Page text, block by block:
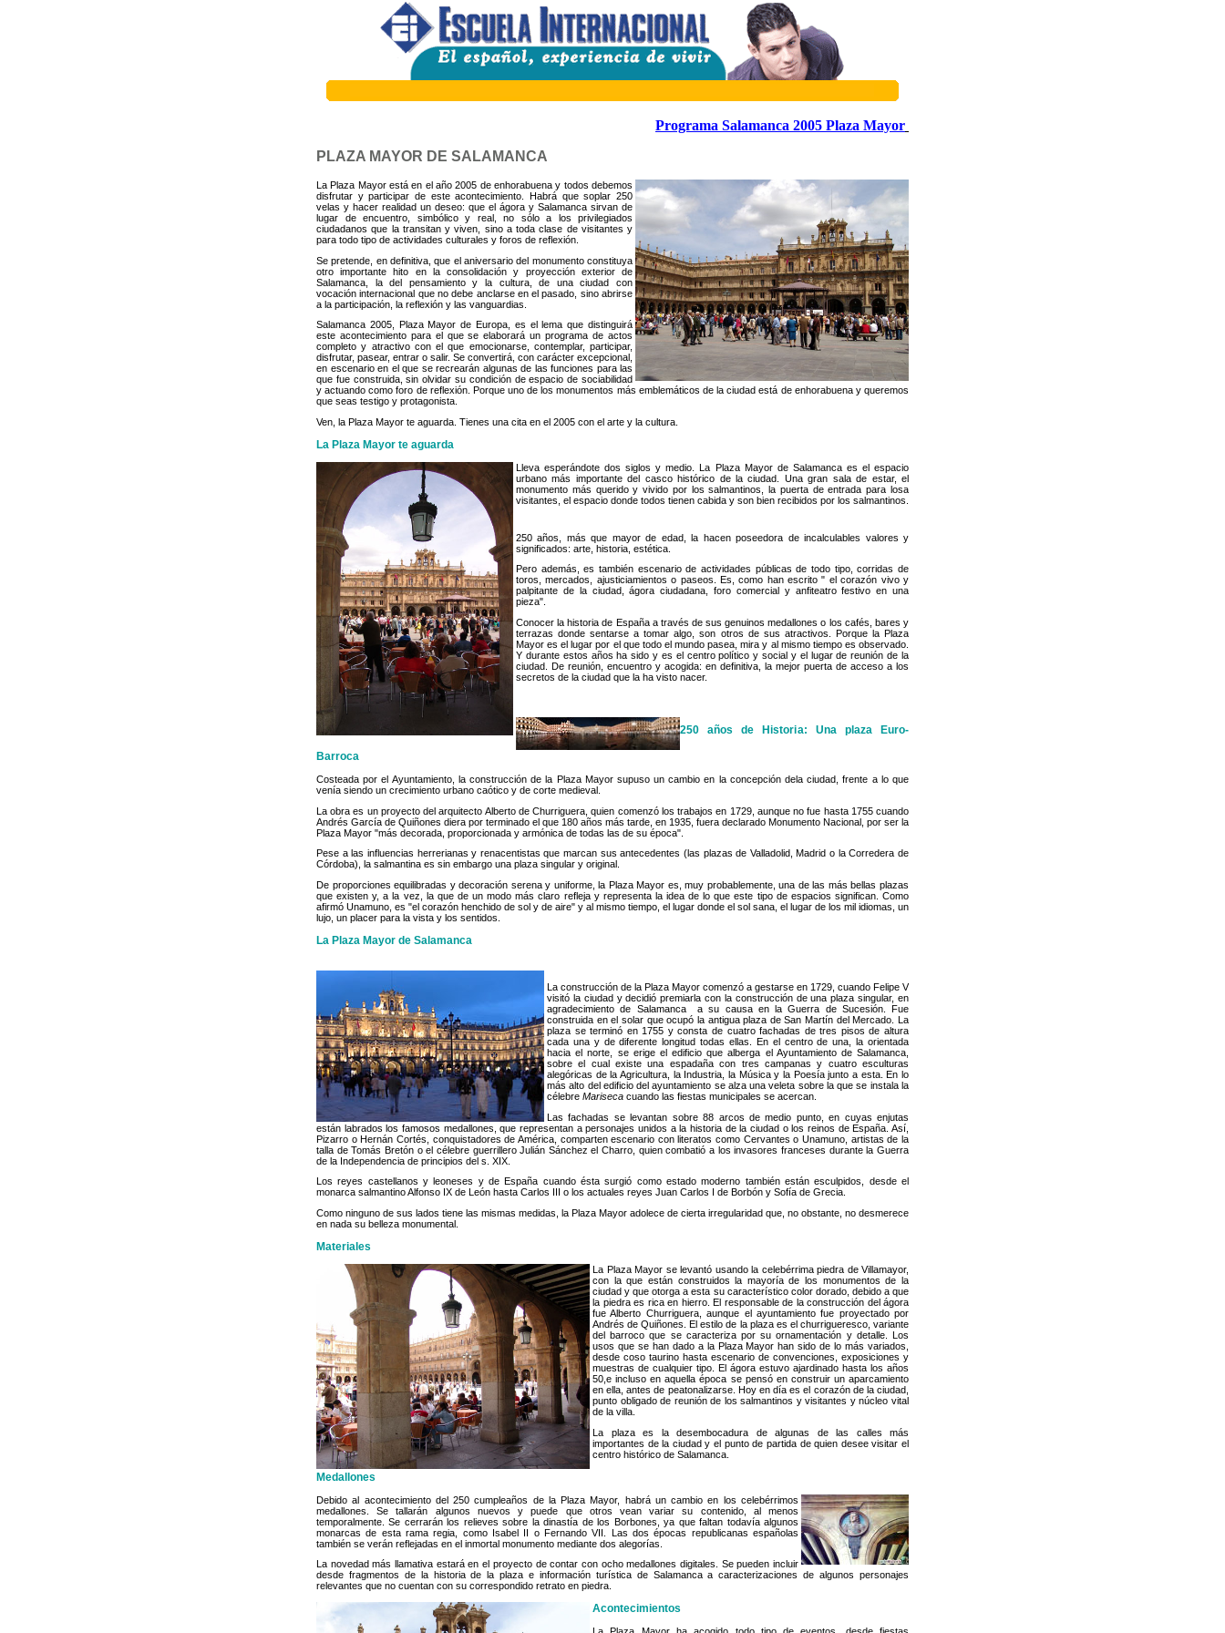
Programa Salamanca 2005 Plaza Mayor
PLAZA MAYOR DE SALAMANCA
La Plaza Mayor está en el año 2005 de enhorabuena y todos debemos
disfrutar y participar de este acontecimiento. Habrá que soplar 250
velas y hacer realidad un deseo: que el ágora y Salamanca sirvan de
lugar de encuentro, simbólico y real, no sólo a los privilegiados
ciudadanos que la transitan y viven, sino a toda clase de visitantes y
para todo tipo de actividades culturales y foros de reflexión.
Se pretende, en definitiva, que el aniversario del monumento constituya
otro importante hito en la consolidación y proyección exterior de
Salamanca, la del pensamiento y la cultura, de una ciudad con
vocación internacional que no debe anclarse en el pasado, sino abrirse
a la participación, la reflexión y las vanguardias.
Salamanca 2005, Plaza Mayor de Europa, es el lema que distinguirá
este acontecimiento para el que se elaborará un programa de actos
completo y atractivo con el que emocionarse, contemplar, participar,
disfrutar, pasear, entrar o salir. Se convertirá, con carácter excepcional,
en escenario en el que se recrearán algunas de las funciones para las
que fue construida, sin olvidar su condición de espacio de sociabilidad
y actuando como foro de reflexión. Porque uno de los monumentos más emblemáticos de la ciudad está de enhorabuena y queremos
que seas testigo y protagonista.
Ven, la Plaza Mayor te aguarda. Tienes una cita en el 2005 con el arte y la cultura.
La Plaza Mayor te aguarda
Lleva esperándote dos siglos y medio. La Plaza Mayor de Salamanca es el espacio
urbano más importante del casco histórico de la ciudad. Una gran sala de estar, el
monumento más querido y vivido por los salmantinos, la puerta de entrada para losa
visitantes, el espacio donde todos tienen cabida y son bien recibidos por los salmantinos.
250 años, más que mayor de edad, la hacen poseedora de incalculables valores y
significados: arte, historia, estética.
Pero además, es también escenario de actividades públicas de todo tipo, corridas de
toros, mercados, ajusticiamientos o paseos. Es, como han escrito " el corazón vivo y
palpitante de la ciudad, ágora ciudadana, foro comercial y anfiteatro festivo en una
pieza".
Conocer la historia de España a través de sus genuinos medallones o los cafés, bares y
terrazas donde sentarse a tomar algo, son otros de sus atractivos. Porque la Plaza
Mayor es el lugar por el que todo el mundo pasea, mira y al mismo tiempo es observado.
Y durante estos años ha sido y es el centro político y social y el lugar de reunión de la
ciudad. De reunión, encuentro y acogida: en definitiva, la mejor puerta de acceso a los
secretos de la ciudad que la ha visto nacer.
250 años de Historia: Una plaza Euro-
Barroca
Costeada por el Ayuntamiento, la construcción de la Plaza Mayor supuso un cambio en la concepción dela ciudad, frente a lo que
venía siendo un crecimiento urbano caótico y de corte medieval.
La obra es un proyecto del arquitecto Alberto de Churriguera, quien comenzó los trabajos en 1729, aunque no fue hasta 1755 cuando
Andrés García de Quiñones diera por terminado el que 180 años más tarde, en 1935, fuera declarado Monumento Nacional, por ser la
Plaza Mayor "más decorada, proporcionada y armónica de todas las de su época".
Pese a las influencias herrerianas y renacentistas que marcan sus antecedentes (las plazas de Valladolid, Madrid o la Corredera de
Córdoba), la salmantina es sin embargo una plaza singular y original.
De proporciones equilibradas y decoración serena y uniforme, la Plaza Mayor es, muy probablemente, una de las más bellas plazas
que existen y, a la vez, la que de un modo más claro refleja y representa la idea de lo que este tipo de espacios significan. Como
afirmó Unamuno, es "el corazón henchido de sol y de aire" y al mismo tiempo, el lugar donde el sol sana, el lugar de los mil idiomas, un
lujo, un placer para la vista y los sentidos.
La Plaza Mayor de Salamanca
La construcción de la Plaza Mayor comenzó a gestarse en 1729, cuando Felipe V
visitó la ciudad y decidió premiarla con la construcción de una plaza singular, en
agradecimiento de Salamanca a su causa en la Guerra de Sucesión. Fue
construida en el solar que ocupó la antigua plaza de San Martín del Mercado. La
plaza se terminó en 1755 y consta de cuatro fachadas de tres pisos de altura
cada una y de diferente longitud todas ellas. En el centro de una, la orientada
hacia el norte, se erige el edificio que alberga el Ayuntamiento de Salamanca,
sobre el cual existe una espadaña con tres campanas y cuatro esculturas
alegóricas de la Agricultura, la Industria, la Música y la Poesía junto a esta. En lo
más alto del edificio del ayuntamiento se alza una veleta sobre la que se instala la
célebre Mariseca cuando las fiestas municipales se acercan.
Las fachadas se levantan sobre 88 arcos de medio punto, en cuyas enjutas
están labrados los famosos medallones, que representan a personajes unidos a la historia de la ciudad o los reinos de España. Así,
Pizarro o Hernán Cortés, conquistadores de América, comparten escenario con literatos como Cervantes o Unamuno, artistas de la
talla de Tomás Bretón o el célebre guerrillero Julián Sánchez el Charro, quien combatió a los invasores franceses durante la Guerra
de la Independencia de principios del s. XIX.
Los reyes castellanos y leoneses y de España cuando ésta surgió como estado moderno también están esculpidos, desde el
monarca salmantino Alfonso IX de León hasta Carlos III o los actuales reyes Juan Carlos I de Borbón y Sofía de Grecia.
Como ninguno de sus lados tiene las mismas medidas, la Plaza Mayor adolece de cierta irregularidad que, no obstante, no desmerece
en nada su belleza monumental.
Materiales
La Plaza Mayor se levantó usando la celebérrima piedra de Villamayor,
con la que están construidos la mayoría de los monumentos de la
ciudad y que otorga a esta su característico color dorado, debido a que
la piedra es rica en hierro. El responsable de la construcción del ágora
fue Alberto Churriguera, aunque el ayuntamiento fue proyectado por
Andrés de Quiñones. El estilo de la plaza es el churrigueresco, variante
del barroco que se caracteriza por su ornamentación y detalle. Los
usos que se han dado a la Plaza Mayor han sido de lo más variados,
desde coso taurino hasta escenario de convenciones, exposiciones y
muestras de cualquier tipo. El ágora estuvo ajardinado hasta los años
50,e incluso en aquella época se pensó en construir un aparcamiento
en ella, antes de peatonalizarse. Hoy en día es el corazón de la ciudad,
punto obligado de reunión de los salmantinos y visitantes y núcleo vital
de la villa.
La plaza es la desembocadura de algunas de las calles más
importantes de la ciudad y el punto de partida de quien desee visitar el
centro histórico de Salamanca.
Medallones
Debido al acontecimiento del 250 cumpleaños de la Plaza Mayor, habrá un cambio en los celebérrimos
medallones. Se tallarán algunos nuevos y puede que otros vean variar su contenido, al menos
temporalmente. Se cerrarán los relieves sobre la dinastía de los Borbones, ya que faltan todavía algunos
monarcas de esta rama regia, como Isabel II o Fernando VII. Las dos épocas republicanas españolas
también se verán reflejadas en el inmortal monumento mediante dos alegorías.
La novedad más llamativa estará en el proyecto de contar con ocho medallones digitales. Se pueden incluir
desde fragmentos de la historia de la plaza e información turística de Salamanca a caracterizaciones de algunos personajes
relevantes que no cuentan con su correspondido retrato en piedra.
Acontecimientos